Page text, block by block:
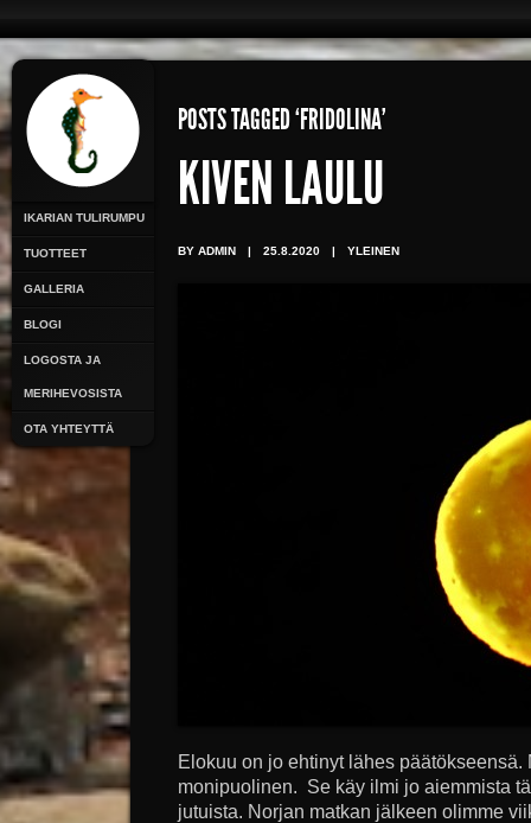
IKARIAN TULIRUMPU
TUOTTEET
GALLERIA
BLOGI
LOGOSTA JA
MERIHEVOSISTA
OTA YHTEYTTÄ
POSTS TAGGED ‘FRIDOLINA’
KIVEN LAULU
BY ADMIN | 25.8.2020 | YLEINEN
Elokuu on jo ehtinyt lähes päätökseensä.
monipuolinen. Se käy ilmi jo aiemmista
jutuista. Norjan matkan jälkeen olimme